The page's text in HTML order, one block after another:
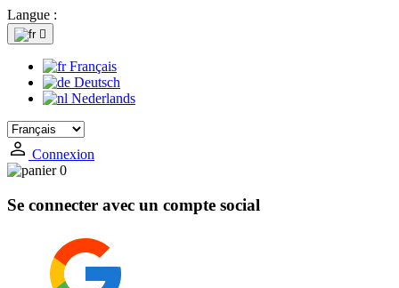
Langue :

Français
Deutsch
Nederlands
Connexion
0
Se connecter avec un compte social